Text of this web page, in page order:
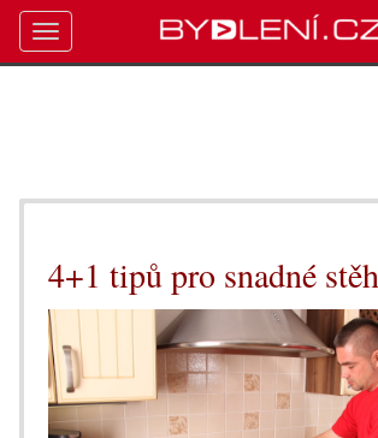
4+1 tipů pro snadné
Toggle
navigation